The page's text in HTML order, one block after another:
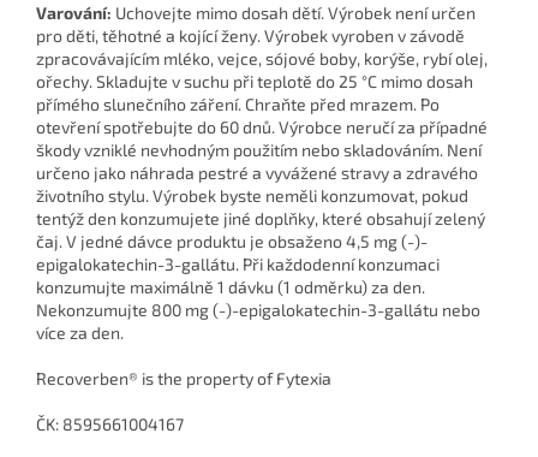
Varování: Uchovejte mimo dosah dětí. Výrobek není určen
pro děti, těhotné a kojící ženy. Výrobek vyroben v závodě
zpracovávajícím mléko, vejce, sójové boby, korýše, rybí olej,
ořechy. Skladujte v suchu při teplotě do 25 °C mimo dosah
přímého slunečního záření. Chraňte před mrazem. Po
otevření spotřebujte do 60 dnů. Výrobce neručí za případné
škody vzniklé nevhodným použitím nebo skladováním. Není
určeno jako náhrada pestré a vyvážené stravy a zdravého
životního stylu. Výrobek byste neměli konzumovat, pokud
tentýž den konzumujete jiné doplňky, které obsahují zelený
čaj. V jedné dávce produktu je obsaženo 4,5 mg (-)-
epigalokatechin-3-gallátu. Při každodenní konzumaci
konzumujte maximálně 1 dávku (1 odměrku) za den.
Nekonzumujte 800 mg (-)-epigalokatechin-3-gallátu nebo
více za den.
Recoverben® is the property of Fytexia
ČK: 8595661004167